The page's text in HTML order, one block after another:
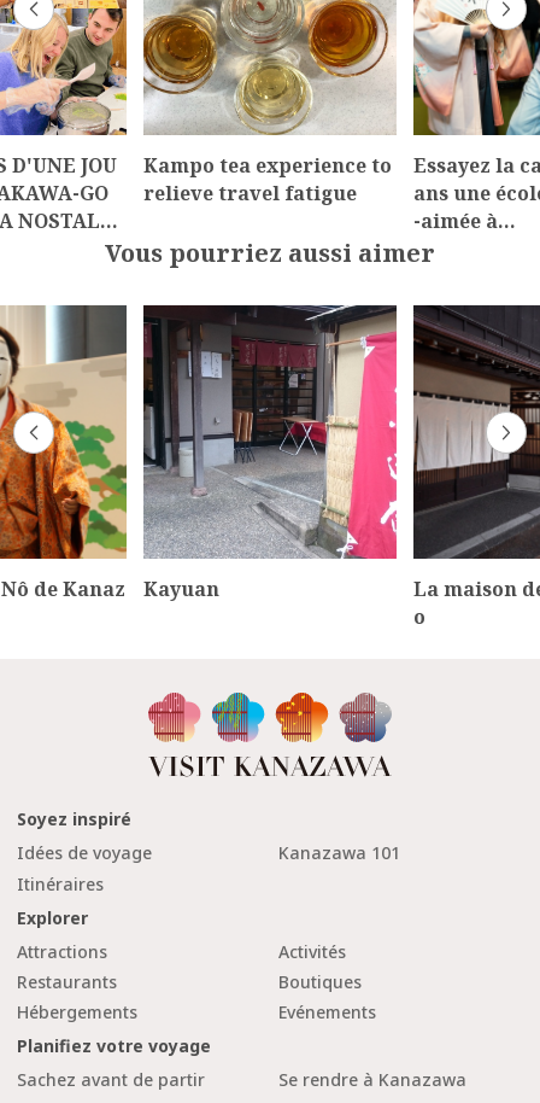
D'UNE JOU
GO
NOSTAL…
Kampo tea experience to
relieve travel fatigue
Essayez la
ans une
-aimée à…
Vous pourriez aussi aimer
de Kanaz Kayuan
La maison
o
Soyez inspiré
Idées de voyage
Kanazawa 101
Itinéraires
Explorer
Attractions
Activités
Restaurants
Boutiques
Hébergements
Evénements
Planifiez votre voyage
Sachez avant de partir
Se rendre à Kanazawa